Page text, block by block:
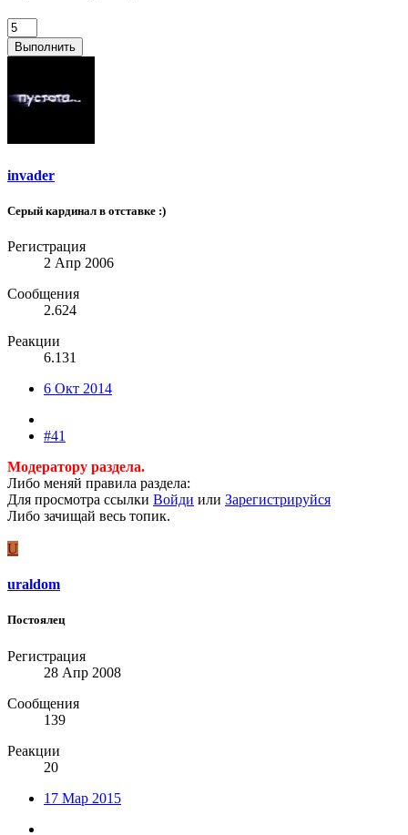
Выполнить
invader
Серый кардинал в отставке :)
Регистрация
2 Апр 2006
Сообщения
2.624
Реакции
6.131
6 Окт 2014
#41
Модератору раздела.
Либо меняй правила раздела:
Для просмотра ссылки Войди или Зарегистрируйся
Либо зачищай весь топик.
U
uraldom
Постоялец
Регистрация
28 Апр 2008
Сообщения
139
Реакции
20
17 Мар 2015